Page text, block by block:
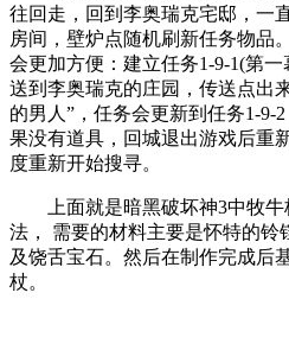
往回走，回到李奥瑞克宅邸，一
房间，壁炉点随机刷新任务物品
会更加方便：建立任务1-9-1(第
送到李奥瑞克的庄园，传送点出
的男人”，任务会更新到任务1-9-
果没有道具，回城退出游戏后重
度重新开始搜寻。
上面就是暗黑破坏神3中牧牛
法， 需要的材料主要是怀特的铃
及饶舌宝石。然后在制作完成后
杖。